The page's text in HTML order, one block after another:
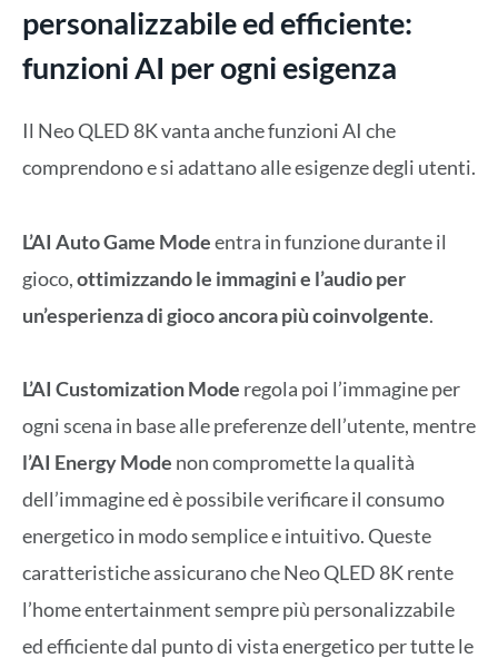
personalizzabile ed efficiente:
funzioni AI per ogni esigenza
Il Neo QLED 8K vanta anche funzioni AI che
comprendono e si adattano alle esigenze degli utenti.
L’AI Auto Game Modeentra in funzione durante il
gioco,ottimizzando le immagini e l’audio per
un’esperienza di gioco ancora più coinvolgente.
L’AI Customization Mode regola poi l’immagine per
ogni scena in base alle preferenze dell’utente, mentre
l’AI Energy Mode non compromette la qualità
dell’immagine ed è possibile verificare il consumo
energetico in modo semplice e intuitivo. Queste
caratteristiche assicurano che Neo QLED 8K rente
l’home entertainment sempre più personalizzabile
ed efficiente dal punto di vista energetico per tutte le